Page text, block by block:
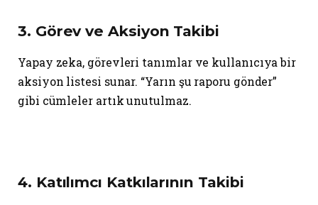
3. Görev ve Aksiyon Takibi
Yapay zeka, görevleri tanımlar ve kullanıcıya bir
aksiyon listesi sunar. “Yarın şu raporu gönder”
gibi cümleler artık unutulmaz.
4. Katılımcı Katkılarının Takibi